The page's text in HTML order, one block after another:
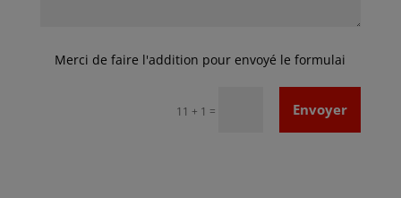
11 + 1 = Envoyer